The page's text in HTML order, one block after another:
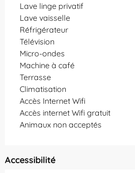
Lave linge privatif
Lave vaisselle
Réfrigérateur
Télévision
Micro-ondes
Machine à café
Terrasse
Climatisation
Accès Internet Wifi
Accès internet Wifi gratuit
Animaux non acceptés
Accessibilité